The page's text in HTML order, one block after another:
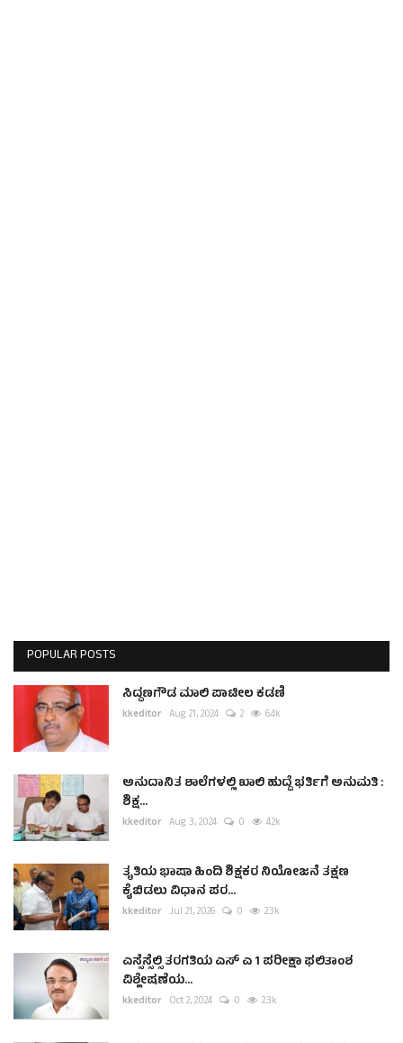
POPULAR POSTS
ಸಿದ್ದಣಗೌಡ ಮಾಲಿ ಪಾಟೀಲ ಕಡಣಿ
kkeditor Aug 21, 2024 2 6.4k
ಅನುದಾನಿತ ಶಾಲೆಗಳಲ್ಲಿ ಖಾಲಿ ಹುದ್ದೆ ಭರ್ತಿಗೆ ಅನುಮತಿ :
ಶಿಕ್ಷ...
kkeditor Aug 3, 2024 0 4.2k
ತೃತಿಯ ಭಾಷಾ ಹಿಂದಿ ಶಿಕ್ಷಕರ ನಿಯೋಜನೆ ತಕ್ಷಣ
ಕೈಬಿಡಲು ವಿಧಾನ ಪರ...
kkeditor Jul 21, 2026 0 2.3k
ಎಸ್ಸೆಸ್ಸೆಲ್ಸಿ ತರಗತಿಯ ಎಸ್ ಎ 1 ಪರೀಕ್ಷಾ ಫಲಿತಾಂಶ
ವಿಶ್ಲೇಷಣೆಯ...
kkeditor Oct 2, 2024 0 2.3k